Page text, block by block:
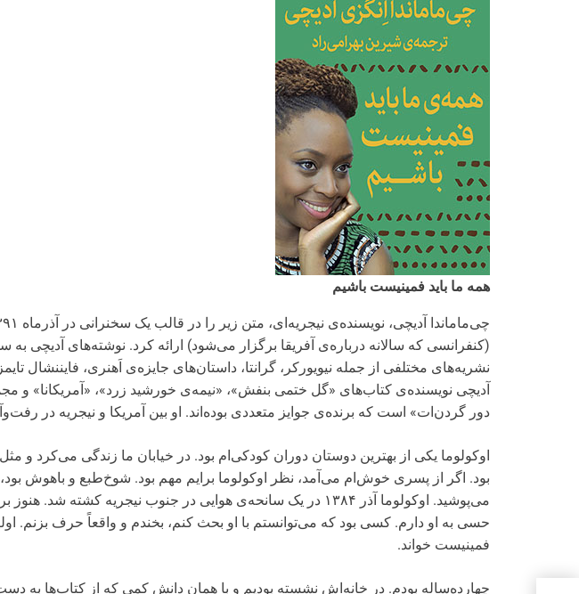
همه ما باید فمینیست باشیم
(کنفرانسی که سالانه درباره‌ی آفریقا برگزار می‌شود) ارائه کرد. نوشته‌های آدیچی
نشریه‌های مختلفی از جمله نیویورکر، گرانتا، داستان‌های جایزه‌ی اَهنری، فایننشال
آدیچی نویسنده‌ی کتاب‌های «گل ختمی بنفش»، «نیمه‌ی خورشید زرد»، «آمریکانا» و
دور گردن‌ات» است که برنده‌ی جوایز متعددی بوده‌اند. او بین آمریکا و نیجریه در
اوکولوما یکی از بهترین دوستان دوران کودکی‌ام بود. در خیابان ما زندگی می‌کرد و
بود. اگر از پسری خوش‌ام می‌آمد، نظر اوکولوما برایم مهم بود. شوخ‌طبع و باهوش بود،
می‌پوشید. اوکولوما آذر ۱۳۸۴ در یک سانحه‌ی هوایی در جنوب نیجریه
حسی به او دارم. کسی بود که می‌توانستم با او بحث کنم، بخندم و واقعاً حرف بزنم.
فمینیست خواند.
چهارده‌‌ساله بودم. در خانه‌اش نشسته بودیم و با همان دانش کمی که از کتاب‌ها به